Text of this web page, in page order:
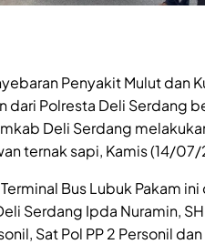
Penyakit Mulut dan
Polresta Deli Serdang
Deli Serdang
ternak sapi, Kamis (14/
Bus Lubuk Pakam
Serdang Ipda Nuramin,
Sat Pol PP 2 Personil